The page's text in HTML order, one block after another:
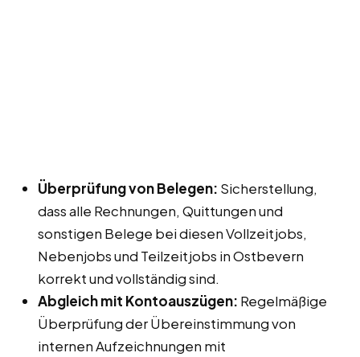
Überprüfung von Belegen: Sicherstellung,
dass alle Rechnungen, Quittungen und
sonstigen Belege bei diesen Vollzeitjobs,
Nebenjobs und Teilzeitjobs in Ostbevern
korrekt und vollständig sind.
Abgleich mit Kontoauszügen: Regelmäßige
Überprüfung der Übereinstimmung von
internen Aufzeichnungen mit